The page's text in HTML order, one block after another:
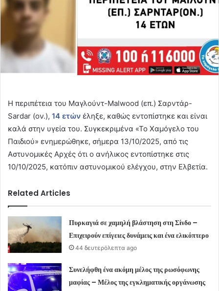
Η περιπέτεια του Μαγλούντ-Malwood (επ.) Σαρντάρ-
Sardar (ον.), 14 ετών έληξε, καθώς εντοπίστηκε και είναι
καλά στην υγεία του. Συγκεκριμένα «Το Χαμόγελο του
Παιδιού» ενημερώθηκε, σήμερα 13/10/2025, από τις
Αστυνομικές Αρχές ότι ο ανήλικος εντοπίστηκε στις
10/10/2025, κατόπιν αστυνομικού ελέγχου, στην Ελβετία.
Related Articles
Πυρκαγιά σε χαμηλή βλάστηση στη Σίνδο –
Επιχειρούν επίγειες δυνάμεις και ένα ελικόπτερο
44 δευτερόλεπτα ago
Συνελήφθη ένα ακόμη μέλος της ρωσόφωνης
μαφίας – Μέλος της εγκληματικής οργάνωσης